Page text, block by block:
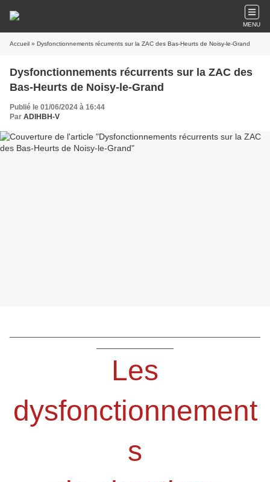
MENU
Accueil » Dysfonctionnements récurrents sur la ZAC des Bas-Heurts de Noisy-le-Grand
Dysfonctionnements récurrents sur la ZAC des
Bas-Heurts de Noisy-le-Grand
Publié le 01/06/2024 à 16:44
Par ADIHBH-V
Les
dysfonctionnement
s